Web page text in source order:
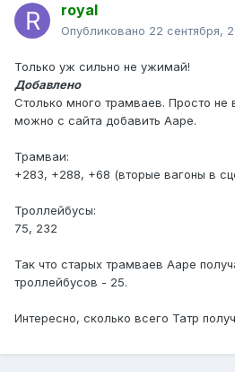
royal
Опубликовано 22 сентября,
Только уж сильно не ужимай!
Добавлено
Столько много трамваев. Просто
можно с сайта добавить Ааре.
Трамваи:
+283, +288, +68 (вторые вагоны в
Троллейбусы:
75, 232
Так что старых трамваев Ааре
троллейбусов - 25.
Интересно, сколько всего Татр